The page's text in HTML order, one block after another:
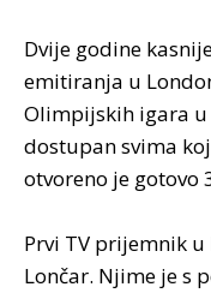
Dvije godine
emitiranja u
Olimpijskih igara
dostupan svima
otvoreno je gotovo
Prvi TV prijemnik
Lončar. Njime je s